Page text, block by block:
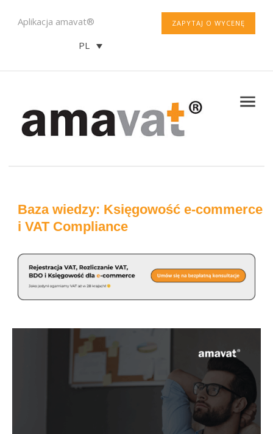
ZAPYTAJ O WYCENĘ
Aplikacja amavat®
PL
Baza wiedzy: Księgowość e-commerce
i VAT Compliance